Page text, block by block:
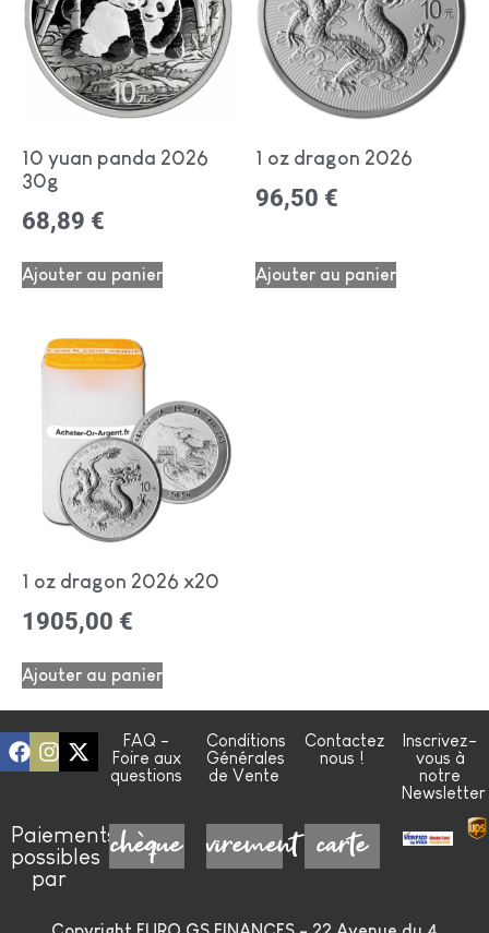
10 yuan panda 2026
30g
68,89 €
Ajouter au panier
1 oz dragon 2026
96,50 €
Ajouter au panier
1 oz dragon 2026 x20
1905,00 €
Ajouter au panier
FAQ -
Foire aux
questions
Conditions
Générales
de Vente
Contactez
nous !
Inscrivez-
vous à
notre
Newsletter
Paiements
possibles
par
chèque virement carte